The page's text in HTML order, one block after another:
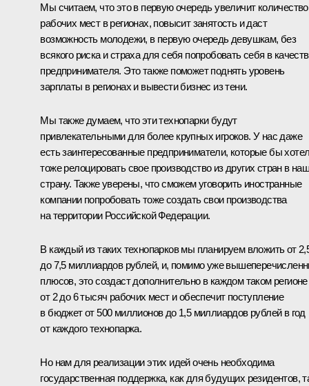
Мы считаем, что это в первую очередь увеличит количество
рабочих мест в регионах, повысит занятость и даст
возможность молодежи, в первую очередь девушкам, без
всякого риска и страха для себя попробовать себя в
предпринимателя. Это также поможет поднять уровень
зарплаты в регионах и вывести бизнес из тени.
Мы также думаем, что эти технопарки будут
привлекательными для более крупных игроков. У нас даже
есть заинтересованные предприниматели, которые бы
тоже релоцировать свое производство из других стран в
страну. Также уверены, что сможем уговорить иностранные
компании попробовать тоже создать свои производства
на территории Российской Федерации.
В каждый из таких технопарков мы планируем вложить от
до 7,5 миллиардов рублей, и, помимо уже
плюсов, это создаст дополнительно в каждом таком регионе
от 2 до 6 тысяч рабочих мест и обеспечит поступление
в бюджет от 500 миллионов до 1,5 миллиардов рублей в год
от каждого технопарка.
Но нам для реализации этих идей очень необходима
государственная поддержка, как для будущих резидентов,